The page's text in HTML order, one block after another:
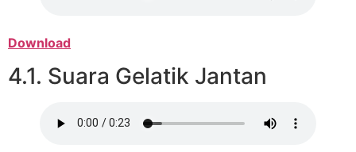
Download
4.1. Suara Gelatik Jantan